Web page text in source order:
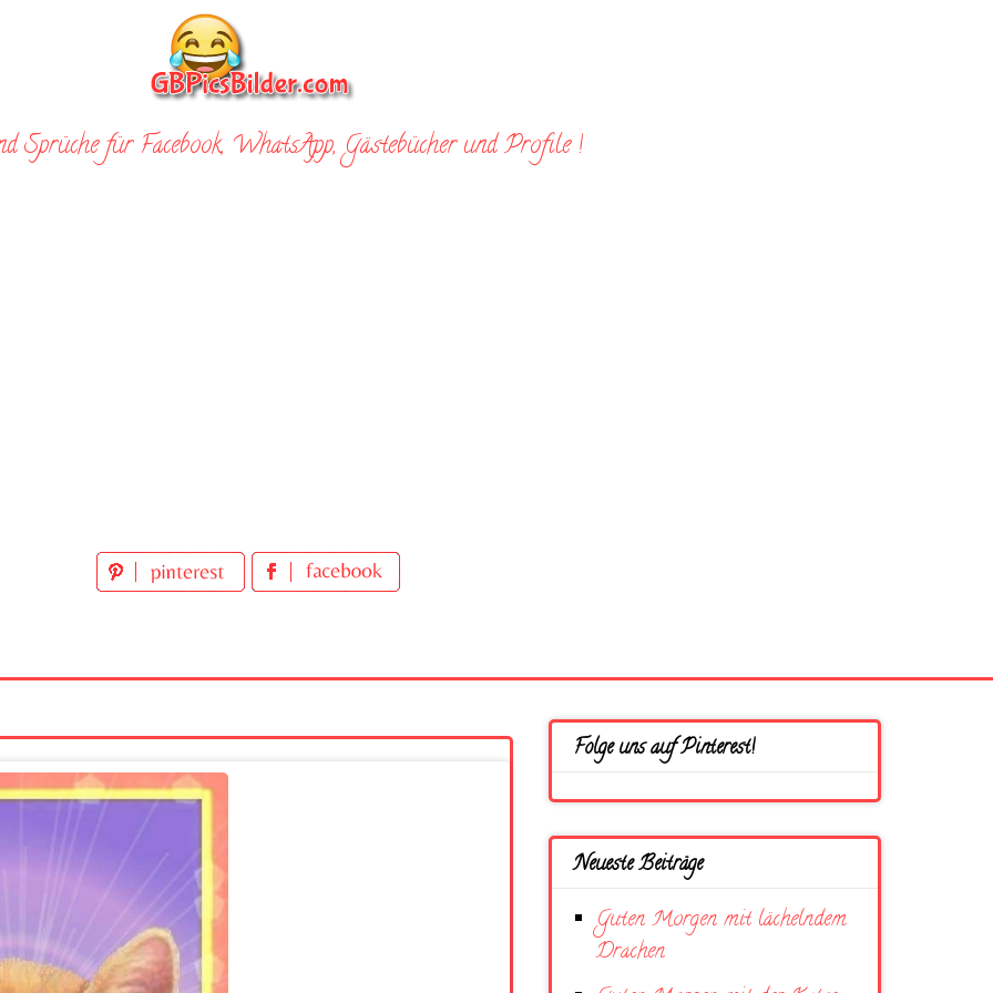
Sprüche für Facebook, WhatsApp, Gästebücher und Profile !
Folge uns auf Pinterest!
Neueste Beiträge
Guten Morgen mit lächelndem
Drachen